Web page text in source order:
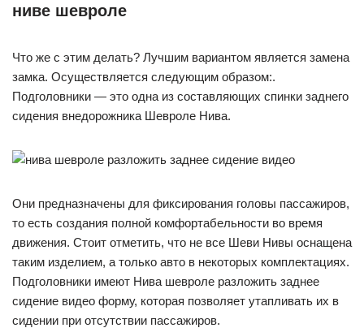
ниве шевроле
Что же с этим делать? Лучшим вариантом является замена
замка. Осуществляется следующим образом:.
Подголовники — это одна из составляющих спинки заднего
сидения внедорожника Шевроле Нива.
Они предназначены для фиксирования головы пассажиров,
то есть создания полной комфортабельности во время
движения. Стоит отметить, что не все Шеви Нивы оснащена
таким изделием, а только авто в некоторых комплектациях.
Подголовники имеют Нива шевроле разложить заднее
сидение видео форму, которая позволяет утапливать их в
сидении при отсутствии пассажиров.